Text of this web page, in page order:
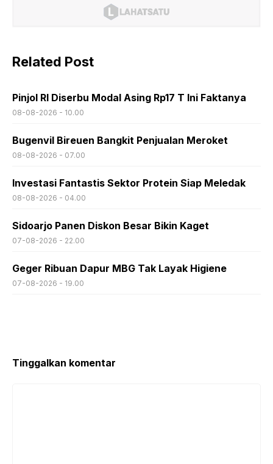
Related Post
Pinjol RI Diserbu Modal Asing Rp17 T Ini Faktanya
08-08-2026 - 10.00
Bugenvil Bireuen Bangkit Penjualan Meroket
08-08-2026 - 07.00
Investasi Fantastis Sektor Protein Siap Meledak
08-08-2026 - 04.00
Sidoarjo Panen Diskon Besar Bikin Kaget
07-08-2026 - 22.00
Geger Ribuan Dapur MBG Tak Layak Higiene
07-08-2026 - 19.00
Tinggalkan komentar